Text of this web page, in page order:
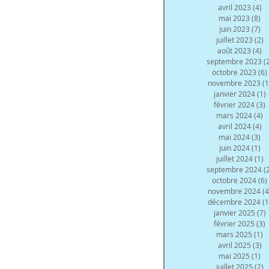
avril 2023 (4)
mai 2023 (8)
juin 2023 (7)
juillet 2023 (2)
août 2023 (4)
septembre 2023
octobre 2023 (6)
novembre 2023
janvier 2024 (1)
février 2024(3)
mars 2024(4)
avril 2024 (4)
mai 2024(3)
juin 2024 (1)
juillet 2024 (1)
septembre 2024
octobre 2024(6)
novembre 2024
décembre 2024
janvier 2025 (7)
février 2025 (3)
mars 2025 (1)
avril 2025 (3)
mai 2025 (1)
juillet 2025 (2)